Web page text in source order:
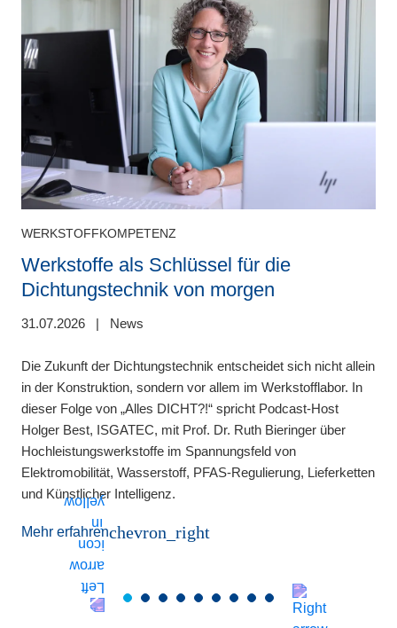
WERKSTOFFKOMPETENZ
Werkstoffe als Schlüssel für die
Dichtungstechnik von morgen
31.07.2026 | News
Die Zukunft der Dichtungstechnik entscheidet sich nicht allein
in der Konstruktion, sondern vor allem im Werkstofflabor. In
dieser Folge von „Alles DICHT?!“ spricht Podcast-Host
Holger Best, ISGATEC, mit Prof. Dr. Ruth Bieringer über
Hochleistungswerkstoffe im Spannungsfeld von
Elektromobilität, Wasserstoff, PFAS-Regulierung, Lieferketten
und Künstlicher Intelligenz.
Mehr erfahrenchevron_right